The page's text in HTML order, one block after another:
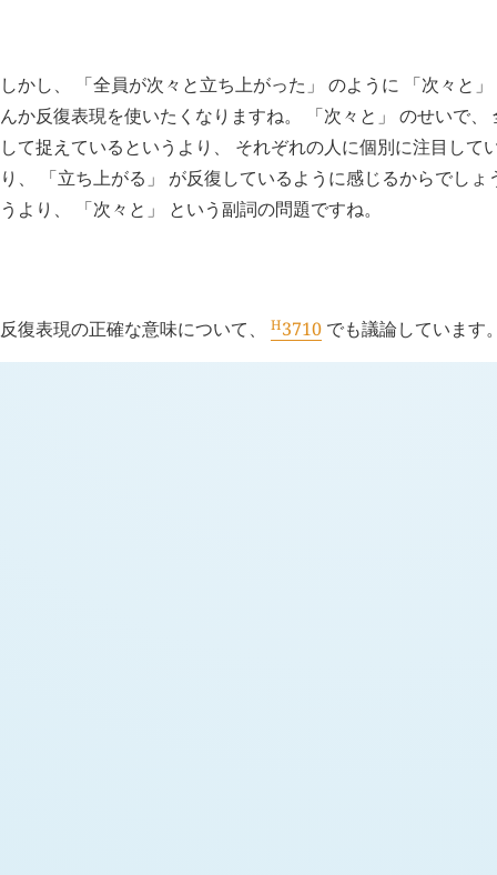
しかし、 「全員が次々と立ち上がった」 のように 「次々と
んか反復表現を使いたくなりますね。 「次々と」 のせいで
して捉えているというより、 それぞれの人に個別に注目して
り、 「立ち上がる」 が反復しているように感じるからでし
うより、 「次々と」 という副詞の問題ですね。
反復表現の正確な意味について、 H3710 でも議論しています